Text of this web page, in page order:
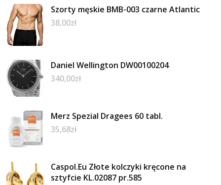
Szorty męskie BMB-003 czarne Atlantic
38,00zł
Daniel Wellington DW00100204
340,00zł
Merz Spezial Dragees 60 tabl.
35,68zł
Caspol.Eu Złote kolczyki kręcone na
sztyfcie KL.02087 pr.585